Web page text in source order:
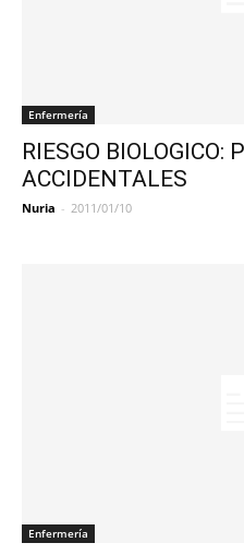
Enfermería
RIESGO BIOLOGICO:
ACCIDENTALES
Nuria - 2011/01/10
Enfermería